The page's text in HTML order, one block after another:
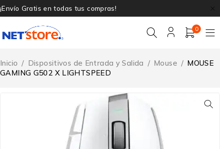
¡Envío Gratis en todas tus compras!
0
Inicio / Dispositivos de Entrada y Salida / Mouse / MOUSE
GAMING G502 X LIGHTSPEED